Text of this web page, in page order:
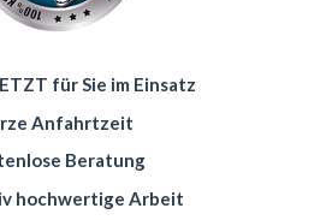
für Sie im Einsatz
Anfahrtzeit
Beratung
hochwertige Arbeit